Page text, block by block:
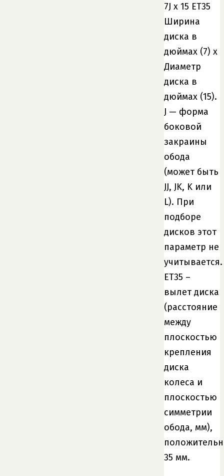
7J x 15 ET35
Ширина
диска в
дюймах (7) x
Диаметр
диска в
дюймах (15).
J — форма
боковой
закраины
обода
(может быть
JJ, JK, K или
L). При
подборе
дисков этот
параметр не
учитывается.
ET35 –
вылет диска
(расстояние
между
плоскостью
крепления
диска
колеса и
плоскостью
симметрии
обода, мм),
35 мм.